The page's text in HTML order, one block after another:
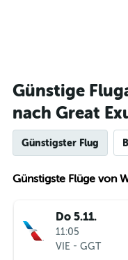
Günstige
nach Great
Günstigster Flug
Günstigste Flüge von
Do 5.11.
11:05
VIE - GGT